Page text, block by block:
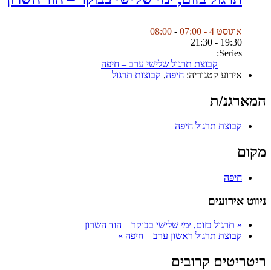
אוגוסט 4 - 07:00 -
08:00
19:30 - 21:30
Series:
קבוצת תרגול שלישי ערב – חיפה
אירוע קטגוריה: חיפה, קבוצות תרגול
המארגנ/ת
קבוצת תרגול חיפה
מקום
חיפה
ניווט אירועים
« תרגול בזום, ימי שלישי בבוקר – הוד השרון
קבוצת תרגול ראשון ערב – חיפה »
ריטריטים קרובים